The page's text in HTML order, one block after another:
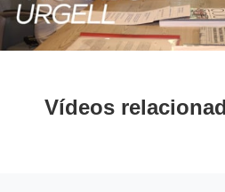
Vídeos